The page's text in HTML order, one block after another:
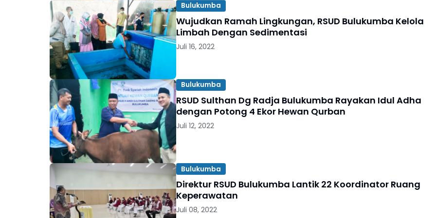
Bulukumba
Wujudkan Ramah Lingkungan, RSUD Bulukumba Kelola
Limbah Dengan Sedimentasi
Juli 16, 2022
Bulukumba
RSUD Sulthan Dg Radja Bulukumba Rayakan Idul Adha
dengan Potong 4 Ekor Hewan Qurban
Juli 12, 2022
Bulukumba
Direktur RSUD Bulukumba Lantik 22 Koordinator Ruang
Keperawatan
Juli 08, 2022